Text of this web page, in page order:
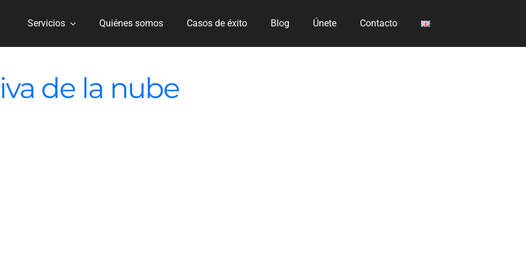
Servicios Quiénes somos Casos de éxito Blog Únete Contacto
de la nube